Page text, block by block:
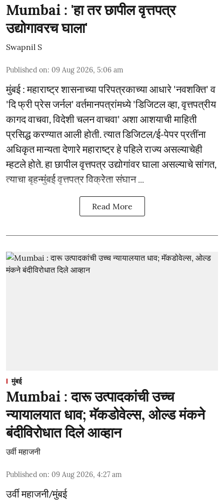
Mumbai : 'हा तर छापील वृत्तपत्र
उद्योगावरच घाला'
Swapnil S
Published on: 09 Aug 2026, 5:06 am
मुंबई : महाराष्ट्र शासनाच्या परिपत्रकाच्या आधारे 'नवशक्ति' व
'दि फ्री प्रेस जर्नल' वर्तमानपत्रांमध्ये 'डिजिटल व्हा, वृत्तपत्रीय
कागद वाचवा, विदेशी चलन वाचवा' अशा आशयाची माहिती
प्रसिद्ध करण्यात आली होती. त्यात डिजिटल/ई-पेपर प्रतींना
अधिकृत मान्यता देणारे महाराष्ट्र हे पहिले राज्य असल्याचेही
म्हटले होते. हा छापील वृत्तपत्र उद्योगांवर घाला असल्याचे सांगत,
त्याचा बृहन्मुंबई वृत्तपत्र विक्रेता संघान ...
Read More
मुंबई
Mumbai : दारू उत्पादकांची उच्च
न्यायालयात धाव; मॅकडोवेल्स, ओल्ड मंकने
बंदीविरोधात दिले आव्हान
उर्वी महाजनी
Published on: 09 Aug 2026, 4:27 am
उर्वी महाजनी/मुंबई